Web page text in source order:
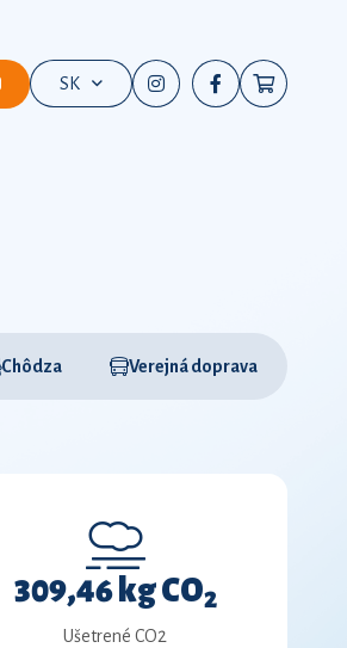
SK
Chôdza Verejná doprava
309,46 kg CO2
Ušetrené CO2